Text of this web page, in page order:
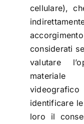
cellulare),
considerati
valutare
identificare
loro il